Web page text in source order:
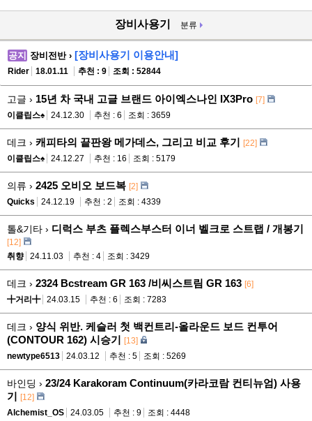
장비사용기 분류
공지 장비전반 › [장비사용기 이용안내]
Rider 18.01.11 추천 : 9 조회 : 52844
고글 › 15년 차 국내 고글 브랜드 아이엑스나인 IX3Pro [7]
이클립스♠
24.12.30 추천 : 6 조회 : 3659
데크 › 캐피타의 끝판왕 메가데스, 그리고 비교 후기 [22]
이클립스♠
24.12.27 추천 : 16 조회 : 5179
의류 › 2425 오비오 보드복 [2]
Quicks
24.12.19 추천 : 2 조회 : 4339
톨&기타 › 디럭스 부츠 플렉스부스터 이너 벨크로 스트랩 / 개봉기
[12]
취향
24.11.03 추천 : 4 조회 : 3429
데크 › 2324 Bcstream GR 163 /비씨스트림 GR 163 [6]
╋거리╋
24.03.15 추천 : 6 조회 : 7283
데크 › 양식 위반. 케슬러 첫 백컨트리-올라운드 보드 컨투어
(CONTOUR 162) 시승기 [13]
newtype6513
24.03.12 추천 : 5 조회 : 5269
바인딩 › 23/24 Karakoram Continuum(카라코람 컨티뉴엄) 사용
기 [12]
Alchemist_OS
24.03.05 추천 : 9 조회 : 4448